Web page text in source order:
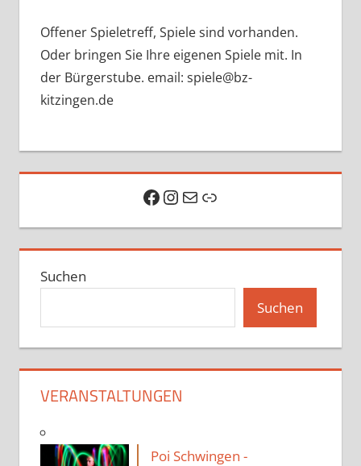
Offener Spieletreff, Spiele sind vorhanden.
Oder bringen Sie Ihre eigenen Spiele mit. In
der Bürgerstube. email: spiele@bz-
kitzingen.de
Facebook
Instagram
E-Mail
Link
Suchen
Suchen
VERANSTALTUNGEN
Poi Schwingen -